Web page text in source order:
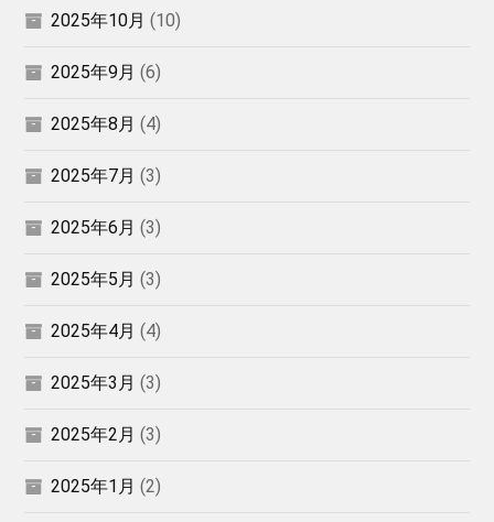
2025年10月 (10)
2025年9月 (6)
2025年8月 (4)
2025年7月 (3)
2025年6月 (3)
2025年5月 (3)
2025年4月 (4)
2025年3月 (3)
2025年2月 (3)
2025年1月 (2)